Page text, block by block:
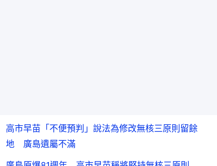
高市早苗「不便預判」說法為修改無核三原則留餘
地 廣島遺屬不滿